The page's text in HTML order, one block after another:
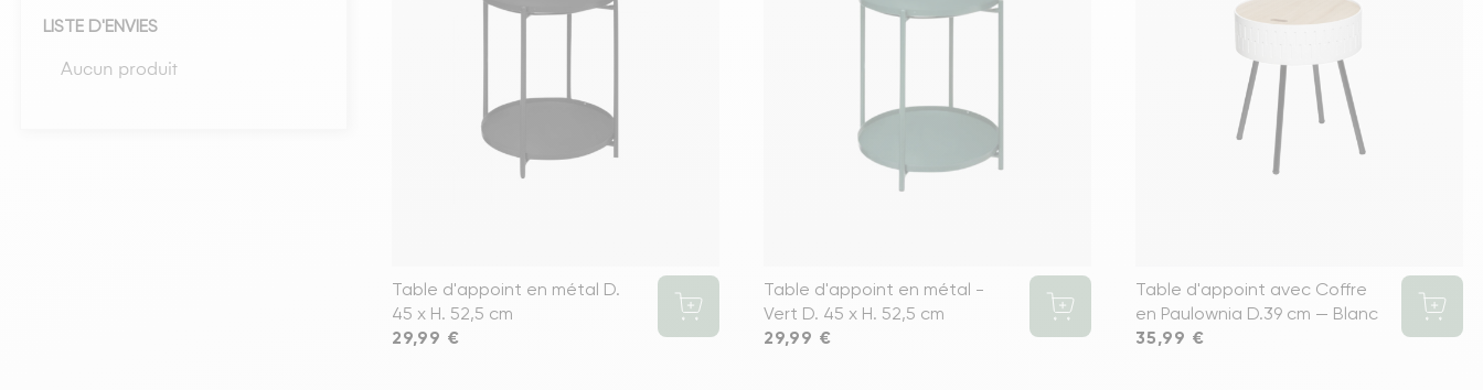
Voir tous les meubles de rangements
LISTE D'ENVIES
Aucun produit
Table d'appoint en métal D.
45 x H. 52,5 cm
Prix
29,99 €
Table d'appoint en métal -
Vert D. 45 x H. 52,5 cm
Prix
29,99 €
Table d'appoint avec Coffre
en Paulownia D.39 cm — Blanc
Prix
35,99 €